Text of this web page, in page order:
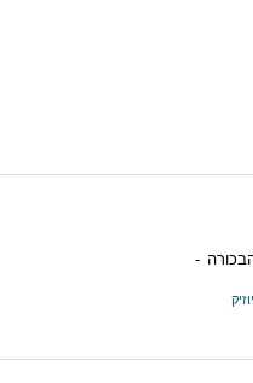
-